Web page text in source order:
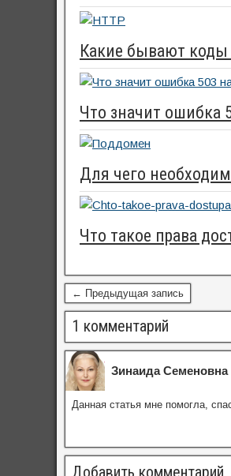
Какие бывают коды
Что значит ошибка
Для чего
Что такое права
← Предыдущая запись
1 комментарий
Зинаида Семеновна
Данная статья мне помогла,
Добавить комментарий